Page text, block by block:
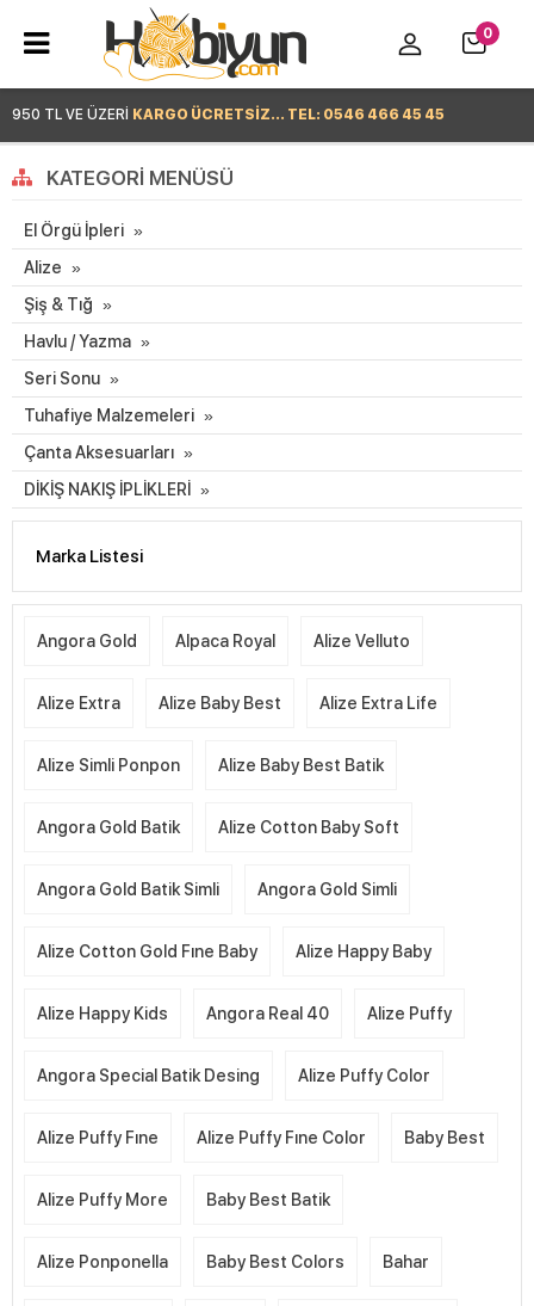
950 TL VE ÜZERİ KARGO ÜCRETSİZ... TEL: 0546 466 45 45
0
KATEGORI MENÜSÜ
El Örgü İpleri
Alize
Şiş & Tığ
Havlu / Yazma
Seri Sonu
Tuhafiye Malzemeleri
Çanta Aksesuarları
DİKİŞ NAKIŞ İPLİKLERİ
Marka Listesi
Angora Gold Alpaca Royal Alize Velluto
Alize Extra Alize Baby Best Alize Extra Life
Alize Simli Ponpon Alize Baby Best Batik
Angora Gold Batik Alize Cotton Baby Soft
Angora Gold Batik Simli Angora Gold Simli
Alize Cotton Gold Fıne Baby Alize Happy Baby
Alize Happy Kids Angora Real 40 Alize Puffy
Angora Special Batik Desing Alize Puffy Color
Alize Puffy Fıne Alize Puffy Fıne Color Baby Best
Alize Puffy More Baby Best Batik
Alize Ponponella Baby Best Colors Bahar